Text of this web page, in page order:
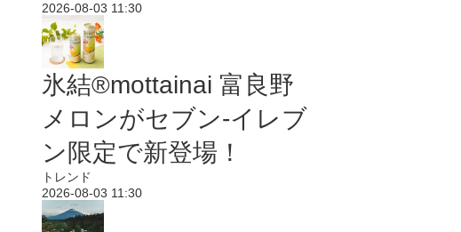
2026-08-03 11:30
氷結®mottainai 富良野
メロンがセブン‐イレブ
ン限定で新登場！
トレンド
2026-08-03 11:30